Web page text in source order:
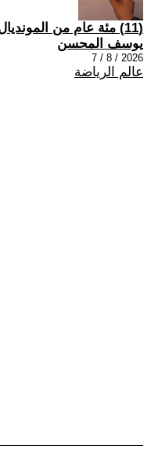
(11) مئة عام من المونديال
يوسف المحسن
2026 / 8 / 7
عالم الرياضة